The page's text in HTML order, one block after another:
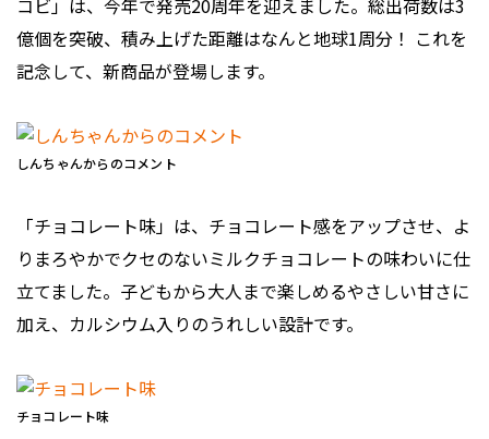
コビ」は、今年で発売20周年を迎えました。総出荷数は3
億個を突破、積み上げた距離はなんと地球1周分！ これを
記念して、新商品が登場します。
しんちゃんからのコメント
「チョコレート味」は、チョコレート感をアップさせ、よ
りまろやかでクセのないミルクチョコレートの味わいに仕
立てました。子どもから大人まで楽しめるやさしい甘さに
加え、カルシウム入りのうれしい設計です。
チョコレート味